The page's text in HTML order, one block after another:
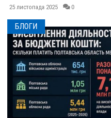
25 листопада 2025 0
БЛОГИ